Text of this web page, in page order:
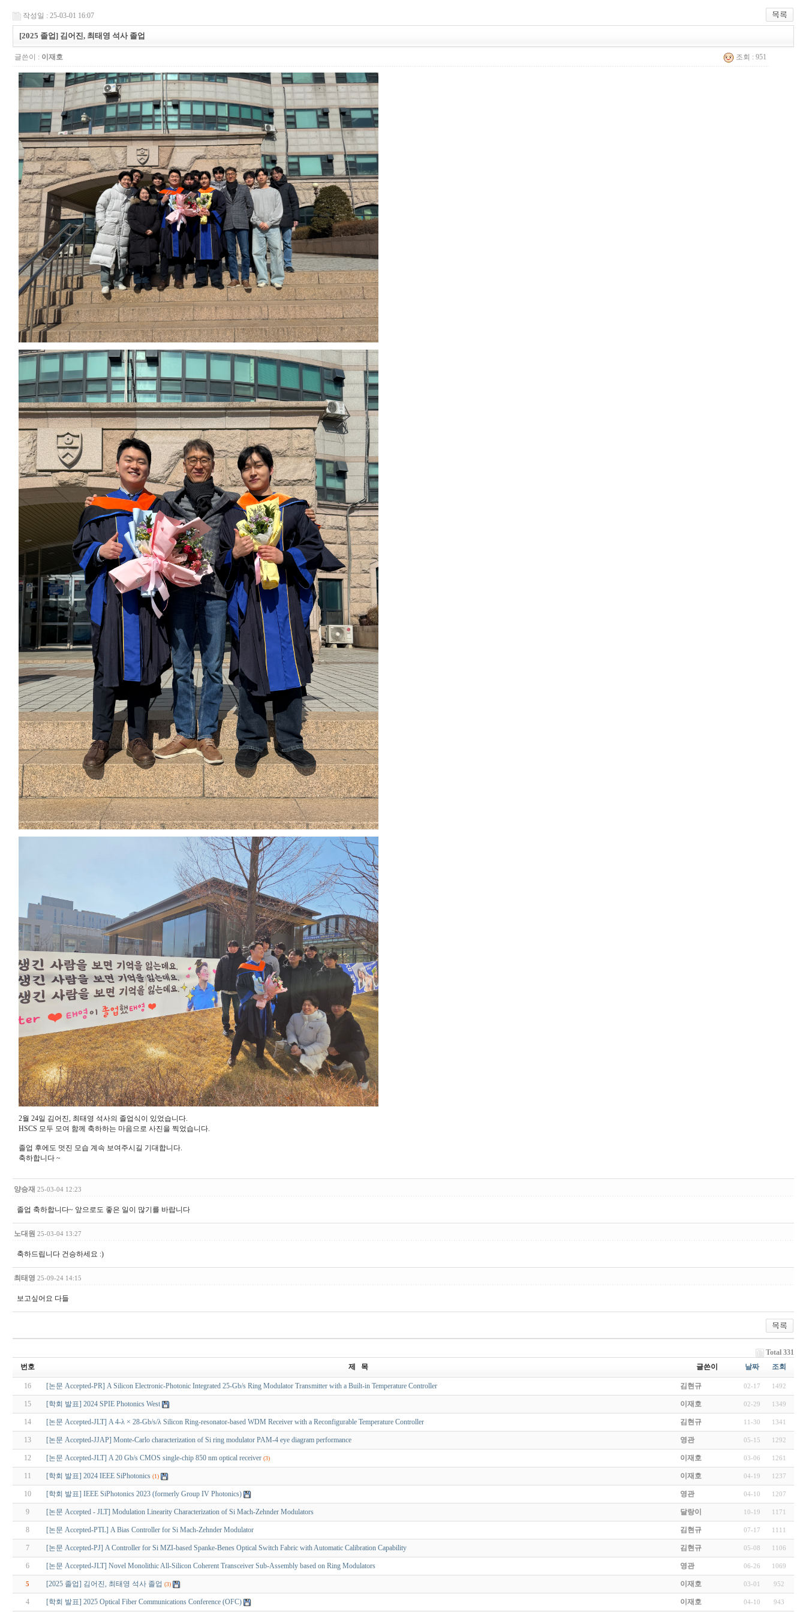
작성일 : 25-03-01 16:07
[2025 졸업] 김어진, 최태영 석사 졸업
글쓴이 : 이재호 조회 : 951
2월 24일 김어진, 최태영 석사의 졸업식이 있었습니다.
HSCS 모두 모여 함께 축하하는 마음으로 사진을 찍었습니다.
졸업 후에도 멋진 모습 계속 보여주시길 기대합니다.
축하합니다 ~
양승재 25-03-04 12:23
졸업 축하합니다~ 앞으로도 좋은 일이 많기를 바랍니다
노대원 25-03-04 13:27
축하드립니다 건승하세요 :)
최태영 25-09-24 14:15
보고싶어요 다들
Total 331
번호
제 목 글쓴이 날짜 조회
16 [논문 Accepted-PR] A Silicon Electronic-Photonic Integrated 25-Gb/s Ring Modulator Transmitter with a Built-in Temperature Controller 김현규 02-17 1492
15 [학회 발표] 2024 SPIE Photonics West 이재호 02-29 1349
14 [논문 Accepted-JLT] A 4-λ × 28-Gb/s/λ Silicon Ring-resonator-based WDM Receiver with a Reconfigurable Temperature Controller 김현규 11-30 1341
13 [논문 Accepted-JJAP] Monte-Carlo characterization of Si ring modulator PAM-4 eye diagram performance 영관 05-15 1292
12 [논문 Accepted-JLT] A 20 Gb/s CMOS single-chip 850 nm optical receiver (3) 이재호 03-06 1261
11 [학회 발표] 2024 IEEE SiPhotonics (1) 이재호 04-19 1237
10 [학회 발표] IEEE SiPhotonics 2023 (formerly Group IV Photonics) 영관 04-10 1207
9 [논문 Accepted - JLT] Modulation Linearity Characterization of Si Mach-Zehnder Modulators 달랑이 10-19 1171
8 [논문 Accepted-PTL] A Bias Controller for Si Mach-Zehnder Modulator 김현규 07-17 1111
7 [논문 Accepted-PJ] A Controller for Si MZI-based Spanke-Benes Optical Switch Fabric with Automatic Calibration Capability 김현규 05-08 1106
6 [논문 Accepted-JLT] Novel Monolithic All-Silicon Coherent Transceiver Sub-Assembly based on Ring Modulators 영관 06-26 1069
5 [2025 졸업] 김어진, 최태영 석사 졸업 (3) 이재호 03-01 952
4 [학회 발표] 2025 Optical Fiber Communications Conference (OFC) 이재호 04-10 943